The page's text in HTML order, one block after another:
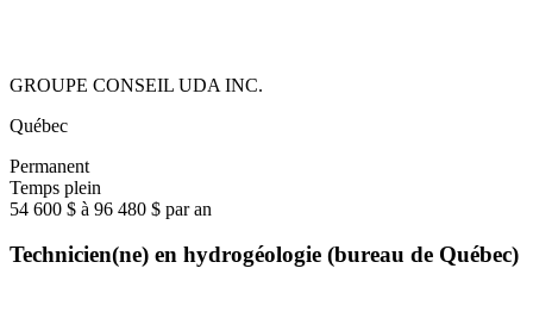
GROUPE CONSEIL UDA INC.
Québec
Permanent
Temps plein
54 600 $ à 96 480 $ par an
Technicien(ne) en hydrogéologie (bureau de Québec)